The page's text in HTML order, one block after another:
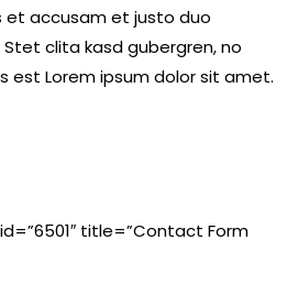
et accusam et justo duo
clita kasd gubergren, no
est Lorem ipsum dolor sit amet.
title=”Contact Form